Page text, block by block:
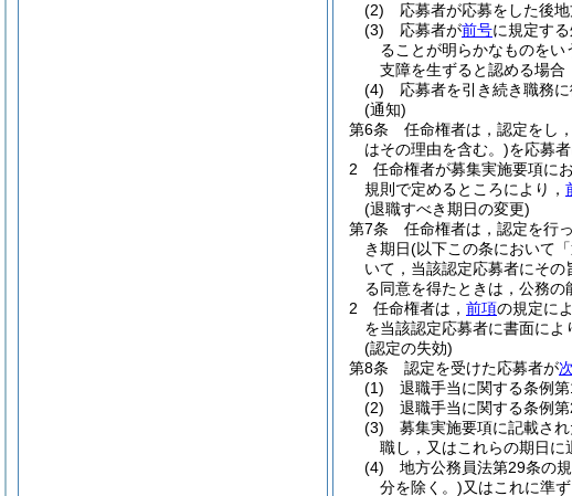
(2)
応募者が応募をした後
(3)
応募者が前号に規定す
ることが明らかなものをい
支障を生ずると認める場合
(4)
応募者を引き続き職務
(通知)
第6条
任命権者は，認定をし
はその理由を含む。)を応募
2
任命権者が募集実施要項に
規則で定めるところにより，
(退職すべき期日の変更)
第7条
任命権者は，認定を行
き期日(以下この条において
いて，当該認定応募者にそ
る同意を得たときは，公務の
2
任命権者は， 前項の規定に
を当該認定応募者に書面によ
(認定の失効)
第8条
認定を受けた応募者が
(1)
退職手当に関する条例
(2)
退職手当に関する条例
(3)
募集実施要項に記載さ
職し，又はこれらの期日に
(4)
地方公務員法第29条の
分を除く。)又はこれに準